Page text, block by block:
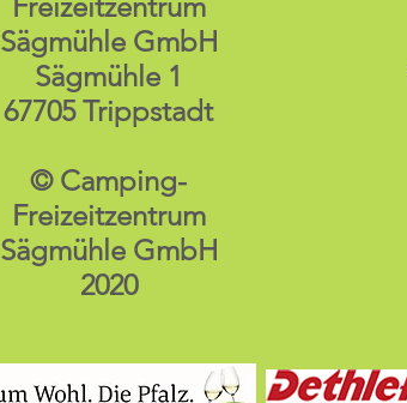
Sägmühle GmbH
Sägmühle 1
67705 Trippstadt
© Camping-
Freizeitzentrum
Sägmühle GmbH
2020